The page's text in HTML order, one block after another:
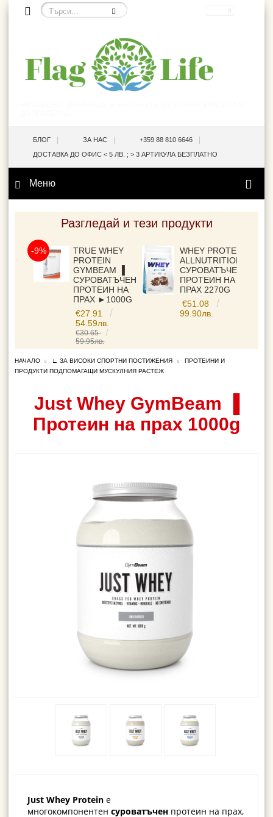
БЛОГ ЗА НАС +359 88 810 6646
ДОСТАВКА ДО ОФИС < 5 ЛВ. ; > 3 АРТИКУЛА БЕЗПЛАТНО
Меню
Разгледай и тези продукти
TRUE WHEY
PROTEIN
GYMBEAM ▐
СУРОВАТЪЧЕН
ПРОТЕИН НА
ПРАХ ►1000G
-9%
€27.91
54.59лв.
€30.65
59.95лв.
WHEY PROTEIN
ALLNUTRITION▐
СУРОВАТЪЧЕН
ПРОТЕИН НА
ПРАХ 2270G
€51.08
99.90лв.
НАЧАЛО ∟ ЗА ВИСОКИ СПОРТНИ ПОСТИЖЕНИЯ
ПРОТЕИНИ И
ПРОДУКТИ ПОДПОМАГАЩИ МУСКУЛНИЯ РАСТЕЖ
Just Whey GymBeam ▐
Протеин на прах 1000g
Just Whey Protein е
многокомпонентен суроватъчен протеин на прах,